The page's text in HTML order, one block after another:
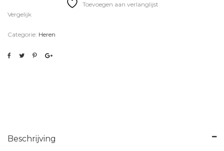
Toevoegen aan verlanglijst
Vergelijk
Categorie: Heren
Beschrijving